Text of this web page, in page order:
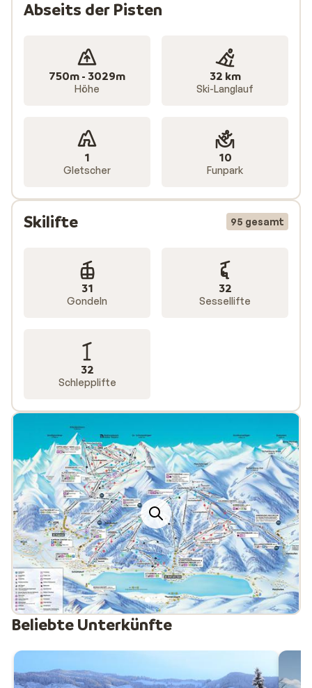
Abseits der Pisten
750m - 3029m
Höhe
32 km
Ski-Langlauf
1
Gletscher
10
Funpark
Skilifte 95 gesamt
31
Gondeln
32
Sessellifte
32
Schlepplifte
Beliebte Unterkünfte